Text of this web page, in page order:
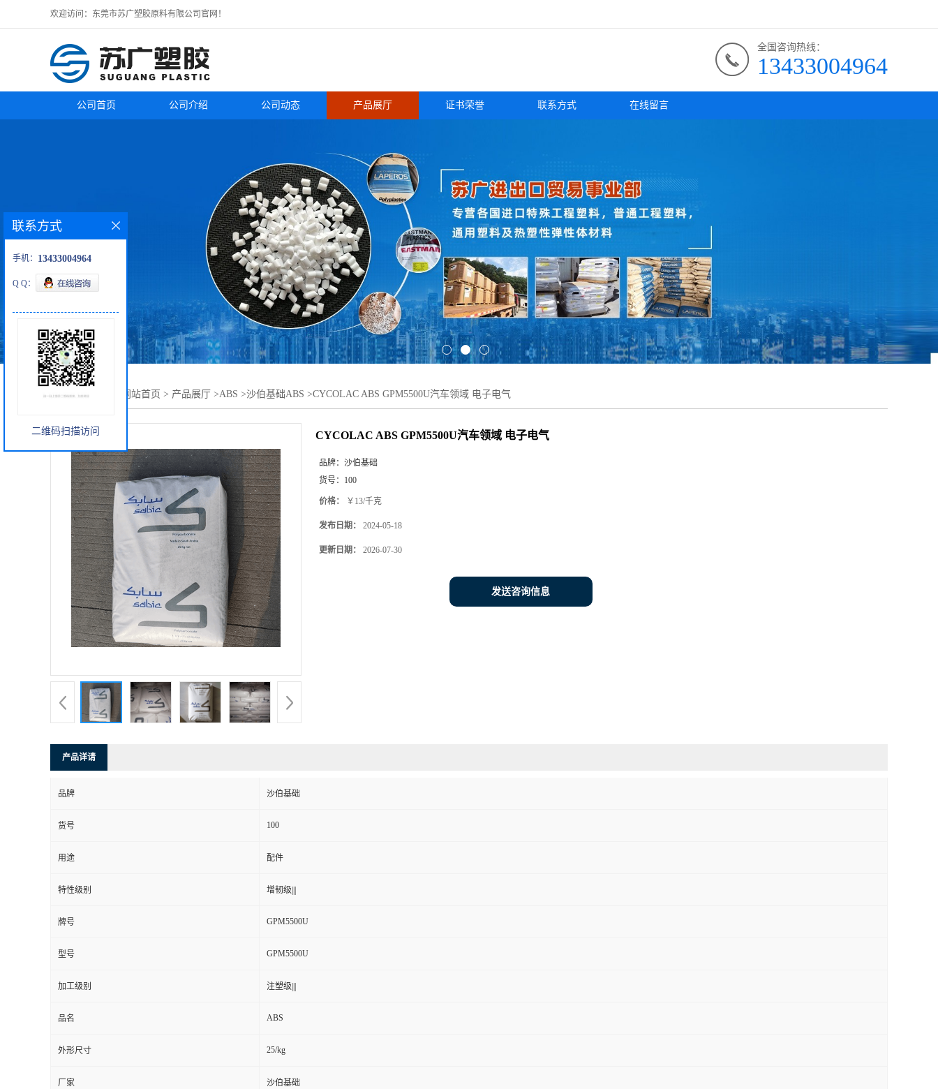
欢迎访问：东莞市苏广塑胶原料有限公司官网！
全国咨询热线：
13433004964
公司首页 公司介绍 公司动态 产品展厅 证书荣誉 联系方式 在线留言
您当前的位置： 网站首页 > 产品展厅 >ABS >沙伯基础ABS >CYCOLAC ABS GPM5500U汽车领域 电子电气
CYCOLAC ABS GPM5500U汽车领域 电子电气
品牌： 沙伯基础
货号： 100
价格： ￥13/千克
发布日期： 2024-05-18
更新日期： 2026-07-30
发送咨询信息
产品详请
品牌 沙伯基础
货号 100
用途 配件
特性级别 增韧级|||
牌号 GPM5500U
型号 GPM5500U
加工级别 注塑级|||
品名 ABS
外形尺寸 25/kg
厂家 沙伯基础
联系方式
手机： 13433004964
Q Q：
二维码扫描访问